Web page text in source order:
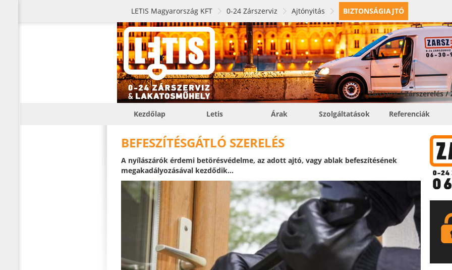
LETIS Magyarország KFT 0-24 Zárszerviz Ajtónyitás BIZTONSÁGIAJTÓ
Zárcsere / Zárszerelés
Kezdőlap Letis Árak Szolgáltatások Referenciák
BEFESZÍTÉSGÁTLÓ SZERELÉS
A nyílászárók érdemi betörésvédelme, az adott ajtó, vagy ablak befeszítésének
megakadályozásával kezdődik...